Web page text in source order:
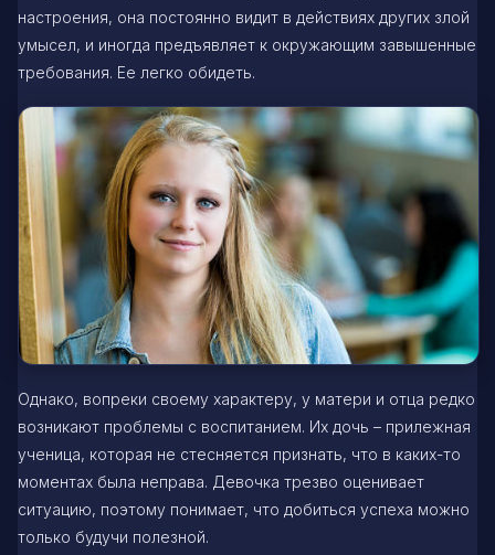
настроения, она постоянно видит в действиях других злой
умысел, и иногда предъявляет к окружающим завышенные
требования. Ее легко обидеть.
Однако, вопреки своему характеру, у матери и отца редко
возникают проблемы с воспитанием. Их дочь – прилежная
ученица, которая не стесняется признать, что в каких-то
моментах была неправа. Девочка трезво оценивает
ситуацию, поэтому понимает, что добиться успеха можно
только будучи полезной.